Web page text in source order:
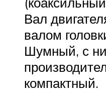
Вал
валом
Шумный, с
компактный.